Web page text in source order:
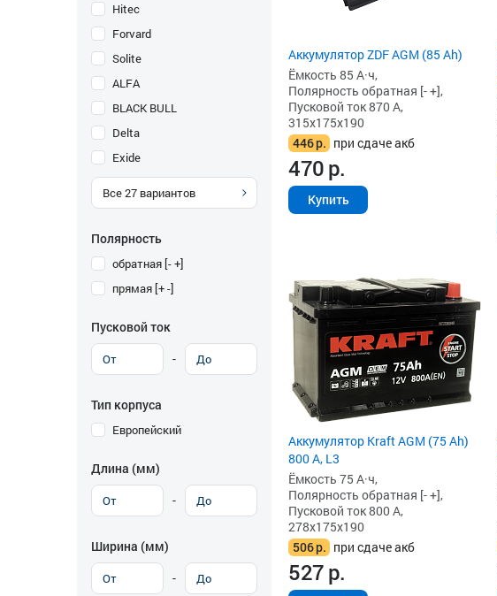
Hitec
Forvard
Solite
ALFA
BLACK BULL
Delta
Exide
Все27 вариантов
Полярность
обратная [- +]
прямая [+ -]
Пусковой ток
-
Тип корпуса
Европейский
Длина (мм)
-
Ширина (мм)
-
Аккумулятор ZDF AGM (85 Ah)
Ёмкость 85 А·ч,
Полярность обратная [- +],
Пусковой ток 870 А,
315x175x190
446р. при сдаче акб
470р.
Купить
Аккумулятор Kraft AGM (75 Ah)
800 А, L3
Ёмкость 75 А·ч,
Полярность обратная [- +],
Пусковой ток 800 А,
278x175x190
506р. при сдаче акб
527р.